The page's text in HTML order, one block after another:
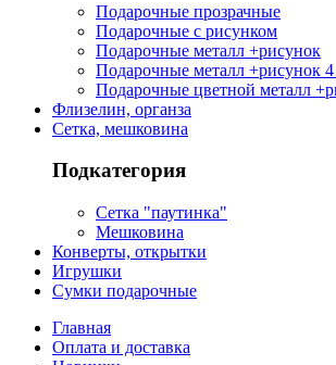
Подарочные прозрачные
Подарочные с рисунком
Подарочные металл +рисунок
Подарочные металл +рисунок 4
Подарочные цветной металл
Флизелин, органза
Сетка, мешковина
Подкатегория
Сетка "паутинка"
Мешковина
Конверты, открытки
Игрушки
Сумки подарочные
Главная
Оплата и доставка